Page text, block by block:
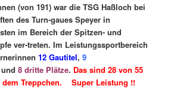
(von 191) war die TSG Haßloch bei
des Turn-gaues Speyer in
im Bereich der Spitzen- und
ver-treten. Im Leistungssportbereich
12 Gautitel,9
und8 dritte Plätze. Das sind 28 von 55
dem Treppchen. Super Leistung !!